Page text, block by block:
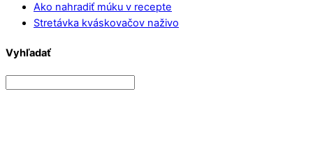
Ako nahradiť múku v recepte
Stretávka kváskovačov naživo
Vyhľadať